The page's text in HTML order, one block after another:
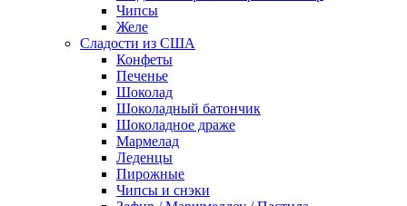
Чипсы
Желе
Сладости из США
Конфеты
Печенье
Шоколад
Шоколадный батончик
Шоколадное драже
Мармелад
Леденцы
Пирожные
Чипсы и снэки